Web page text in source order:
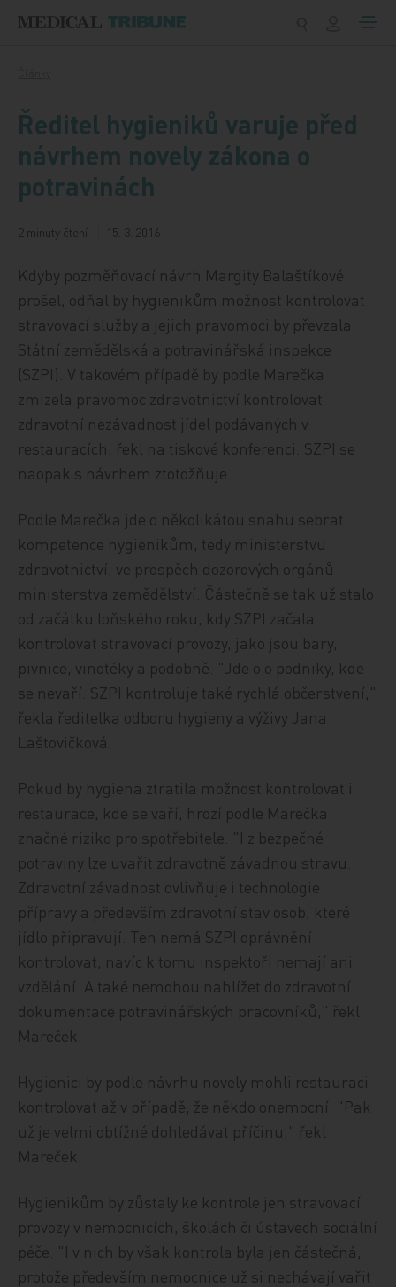
Ředitel hygieniků varuje před
návrhem novely zákona o
potravinách
2 minuty čtení 15. 3. 2016
Kdyby pozměňovací návrh Margity Balaštíkové
prošel, odňal by hygienikům možnost kontrolovat
stravovací služby a jejich pravomoci by převzala
Státní zemědělská a potravinářská inspekce
(SZPI). V takovém případě by podle Marečka
zmizela pravomoc zdravotnictví kontrolovat
zdravotní nezávadnost jídel podávaných v
restauracích, řekl na tiskové konferenci. SZPI se
naopak s návrhem ztotožňuje.
Podle Marečka jde o několikátou snahu sebrat
kompetence hygienikům, tedy ministerstvu
zdravotnictví, ve prospěch dozorových orgánů
ministerstva zemědělství. Částečně se tak už stalo
od začátku loňského roku, kdy SZPI začala
kontrolovat stravovací provozy, jako jsou bary,
pivnice, vinotéky a podobně. "Jde o o podniky, kde
se nevaří. SZPI kontroluje také rychlá občerstvení,"
řekla ředitelka odboru hygieny a výživy Jana
Laštovičková.
Pokud by hygiena ztratila možnost kontrolovat i
restaurace, kde se vaří, hrozí podle Marečka
značné riziko pro spotřebitele. "I z bezpečné
potraviny lze uvařit zdravotně závadnou stravu.
Zdravotní závadnost ovlivňuje i technologie
přípravy a především zdravotní stav osob, které
jídlo připravují. Ten nemá SZPI oprávnění
kontrolovat, navíc k tomu inspektoři nemají ani
vzdělání. A také nemohou nahlížet do zdravotní
dokumentace potravinářských pracovníků," řekl
Mareček.
Hygienici by podle návrhu novely mohli restauraci
kontrolovat až v případě, že někdo onemocní. "Pak
už je velmi obtížné dohledávat příčinu," řekl
Mareček.
Hygienikům by zůstaly ke kontrole jen stravovací
provozy v nemocnicích, školách či ústavech sociální
péče. "I v nich by však kontrola byla jen částečná,
protože především nemocnice už si nechávají vařit